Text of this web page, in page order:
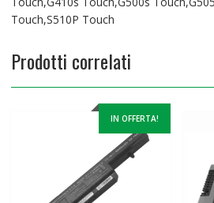
Touch,S510P Touch
Prodotti correlati
IN OFFERTA!